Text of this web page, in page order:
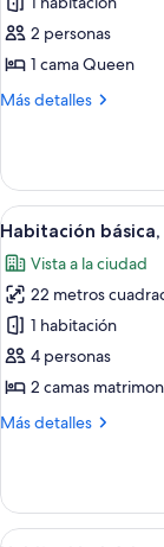
fotos
de
Habitación
básica,
Queen
size
2 personas
1 cama Queen
Más detalles
Más
básica,
cama
size
Abrir
todas
las
fotos
de
Habitación
básica,
camas
5
Habitación
Vista a la ciudad
22 metros
1 habitación
4 personas
2 camas
Más detalles
Más
básica,
Abrir